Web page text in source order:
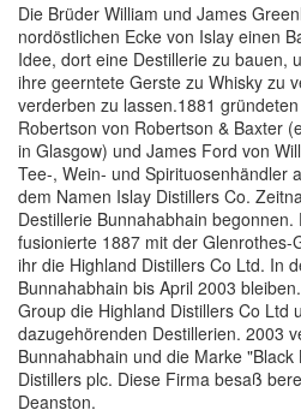
Die Brüder William und James
nordöstlichen Ecke von Islay einen
Idee, dort eine Destillerie zu bauen,
ihre geerntete Gerste zu Whisky zu
verderben zu lassen.1881
Robertson von Robertson & Baxter
in Glasgow) und James Ford von
Tee-, Wein- und Spirituosenhändler
dem Namen Islay Distillers Co.
Destillerie Bunnahabhain begonnen.
fusionierte 1887 mit der Glenrothes-
ihr die Highland Distillers Co Ltd. In
Bunnahabhain bis April 2003
Group die Highland Distillers Co Ltd
dazugehörenden Destillerien. 2003
Bunnahabhain und die Marke
Distillers plc. Diese Firma besaß
Deanston.